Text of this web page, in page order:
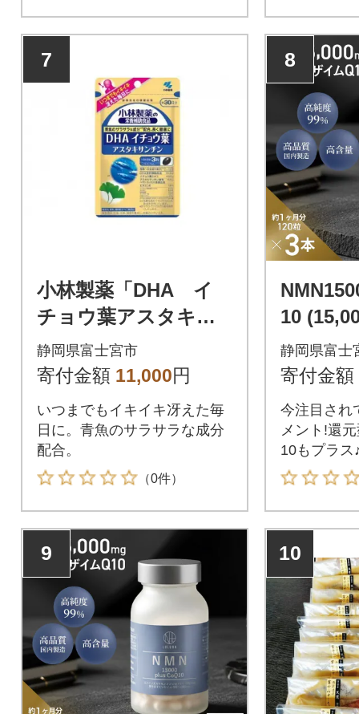
7
小林製薬「DHA イ
チョウ葉アスタキサ
ンチン」90粒 30日
分 健康食品 サプリメ
静岡県富士宮市
寄付金額 11,000円
いつまでもイキイキ冴えた毎
日に。青魚のサラサラな成分
配合。
（0件）
8
10
合) ×3箱
静岡県富士
寄付金額
今注目され
メント!還
10もプラス
9 10